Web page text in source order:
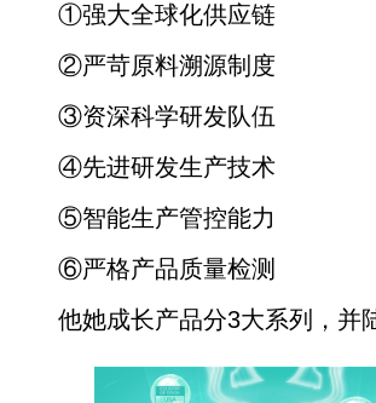
①强大全球化供应链
②严苛原料溯源制度
③资深科学研发队伍
④先进研发生产技术
⑤智能生产管控能力
⑥严格产品质量检测
他她成长产品分3大系列，并